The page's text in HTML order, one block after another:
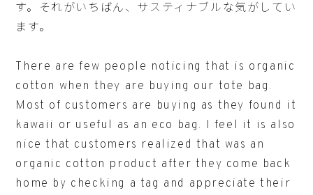
す。それがいちばん、サスティナブルな気がしてい
ます。
There are few people noticing that is organic
cotton when they are buying our tote bag.
Most of customers are buying as they found it
kawaii or useful as an eco bag. I feel it is also
nice that customers realized that was an
organic cotton product after they come back
home by checking a tag and appreciate their